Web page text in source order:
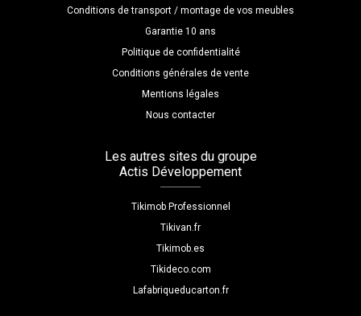
Conditions de transport / montage de vos meubles
Garantie 10 ans
Politique de confidentialité
Conditions générales de vente
Mentions légales
Nous contacter
Les autres sites du groupe
Actis Développement
Tikimob Professionnel
Tikivan.fr
Tikimob.es
Tikideco.com
Lafabriqueducarton.fr